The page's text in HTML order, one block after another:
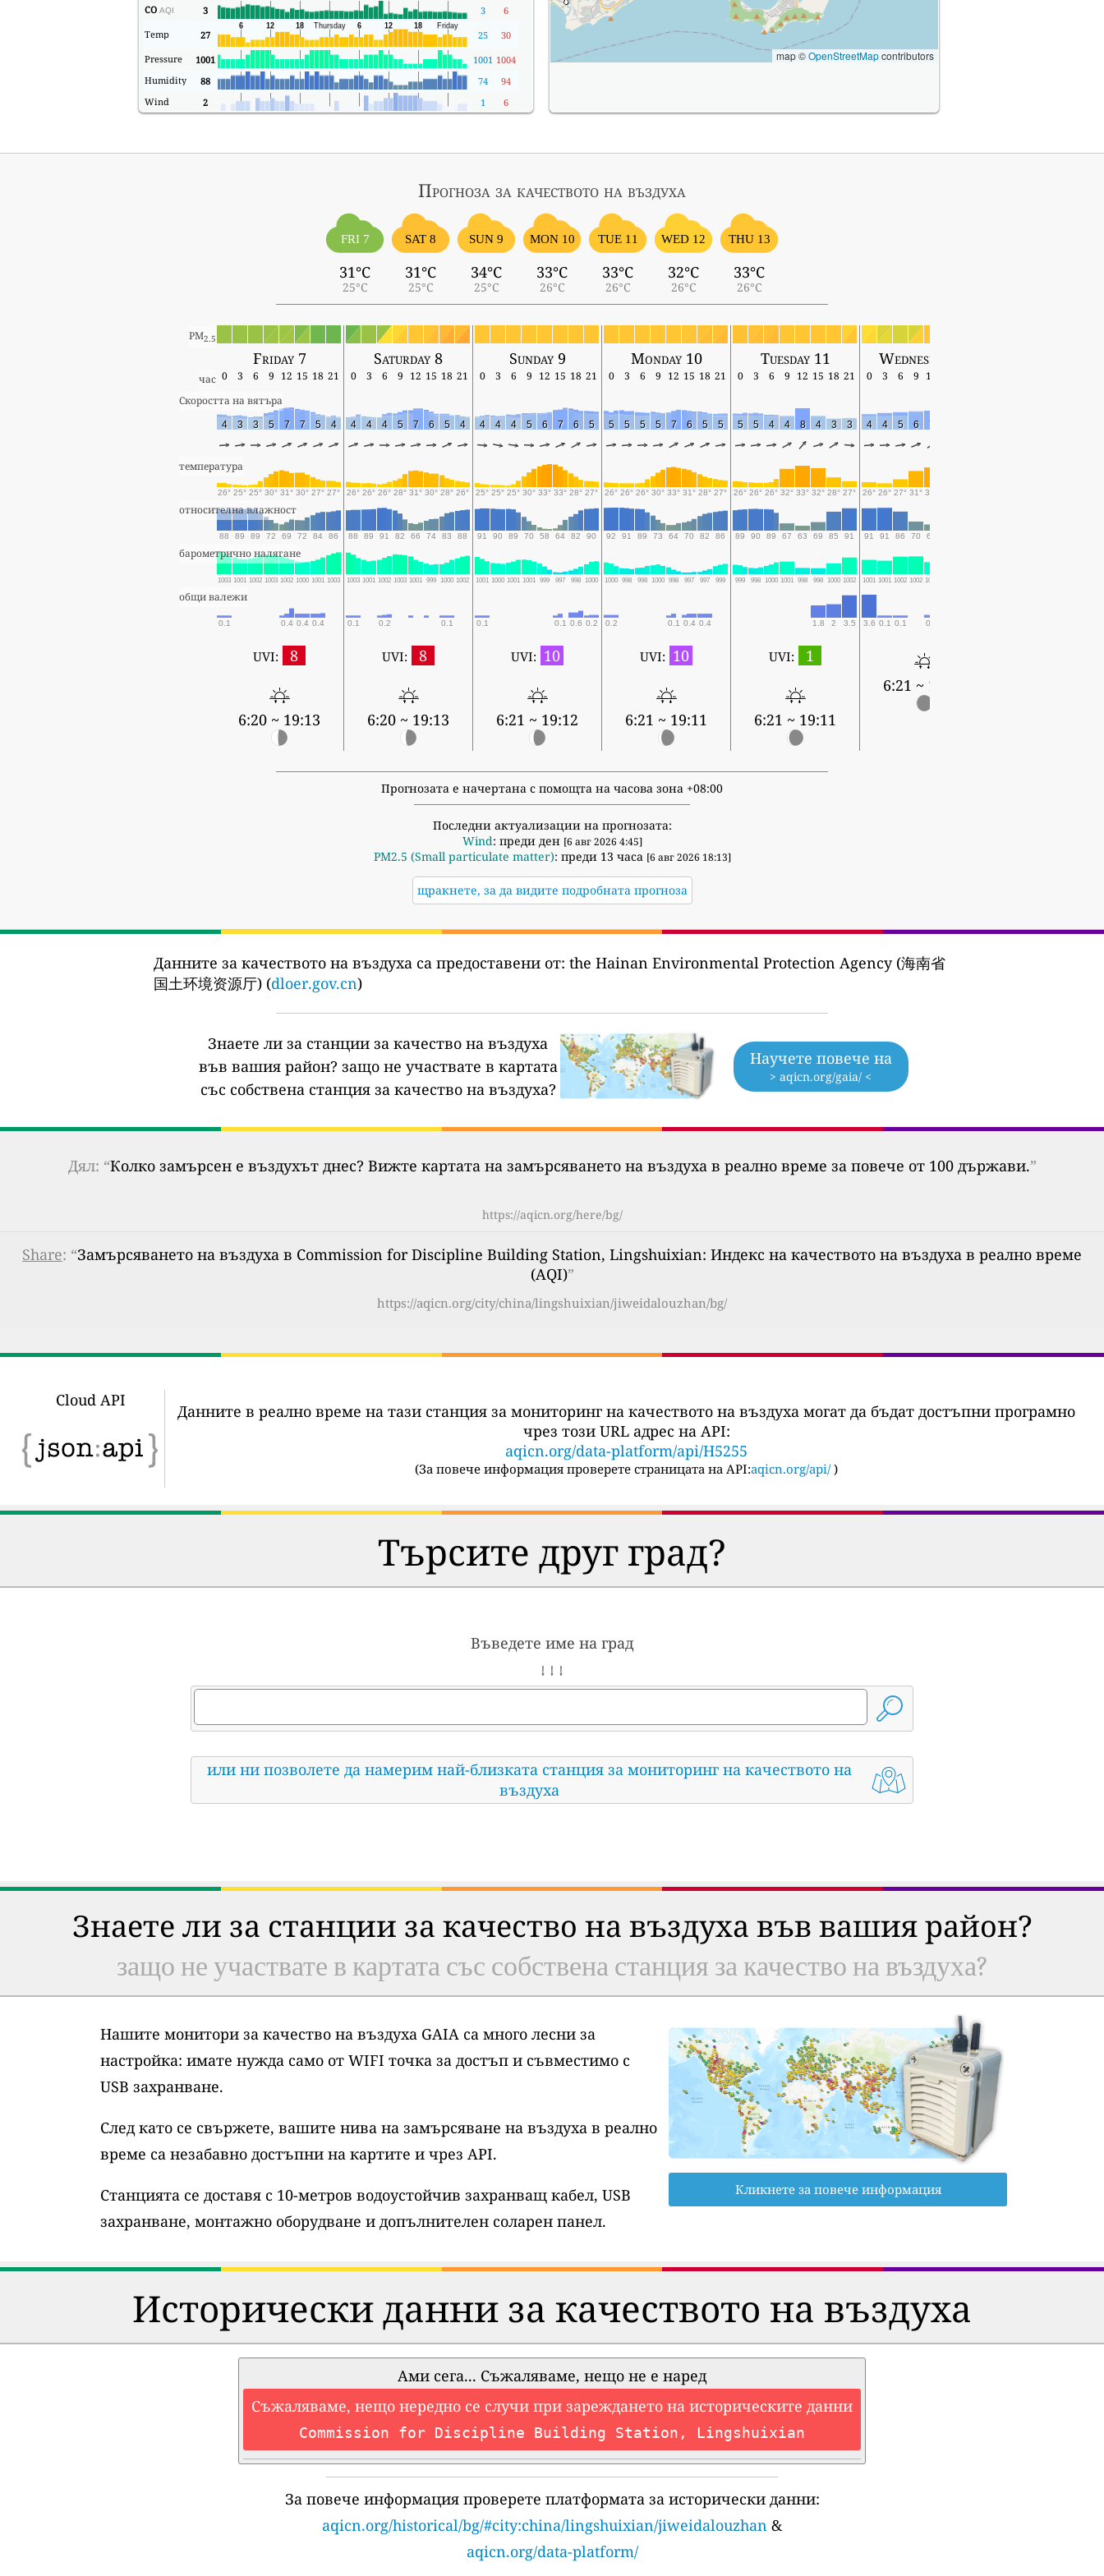
CO AQI 3 3
6
Temp
27 25
30
Pressure
1001 1001 1004
Humidity
88 74
94
Wind
2 1 6
map ©OpenStreetMapcontributors
Прогноза за качеството на въздуха
FRI 7
31°C
25°C
SAT 8
31°C
25°C
SUN 9
34°C
25°C
MON 10
33°C
26°C
TUE 11
33°C
26°C
WED 12
32°C
26°C
THU 13
33°C
26°C
PM2.5
Friday 7 Saturday 8 Sunday 9 Monday 10 Tuesday 11 Wednesday 12
час 0 3 6 9 12 15 18 21 0 3 6 9 12 15 18 21 0 3 6 9 12 15 18 21 0 3 6 9 12 15 18 21 0 3 6 9 12 15 18 21 0 3 6 9 12
Скоростта на вятъра
4 3 3 5 7 7 5 4 4 4 4 5 7 6 5 4 4 4 4 5 6 7 6 5 5 5 5 5 7 6 5 5 5 5 4 4 8 4 3 3 4 4 5 6 7
температура
26° 25° 25° 30° 31° 30° 27° 27° 26° 26° 26° 28° 31° 30° 28° 26° 25° 25° 25° 30° 33° 33° 28° 27° 26° 26° 26° 30° 33° 31° 28° 27° 26° 26° 26° 32° 33° 32° 28° 27° 26° 26° 27° 31° 32°
относителна влажност
88 89 89 72 69 72 84 86 88 89 91 82 66 74 83 88 91 90 89 70 58 64 82 90 92 91 89 73 64 70 82 86 89 90 89 67 63 69 85 91 91 91 86 70 65
барометрично налягане
1003 1001 1002 1003 1002 1000 1001 1003 1003 1001 1002 1003 1001 999 1000 1002 1001 1000 1001 1001 999 997 998 1000 1000 998 998 1000 998 997 997 999 999 998 1000 1001 998 998 1000 1002 1001 1001 1002 1002 1000
общи валежи
0.1 0.4 0.4 0.4 0.1 0.2 0.1 0.1 0.1 0.6 0.2 0.2 0.1 0.4 0.4 1.8 2 3.5 3.6 0.1 0.1 0.2
UVI: 8
6:20 ~ 19:13
UVI: 8
6:20 ~ 19:13
UVI: 10
6:21 ~ 19:12
UVI: 10
6:21 ~ 19:11
UVI: 1
6:21 ~ 19:11
6:21 ~ 19:10
Прогнозата е начертана с помощта на часова зона +08:00
Последни актуализации на прогнозата:
Wind: преди ден [6 авг 2026 4:45]
PM2.5 (Small particulate matter): преди 13 часа [6 авг 2026 18:13]
щракнете, за да видите подробната прогноза
Данните за качеството на въздуха са предоставени от: the Hainan Environmental Protection Agency (海南省
国土环境资源厅) (dloer.gov.cn)
Знаете ли за станции за качество на въздуха
във вашия район? защо не участвате в картата
със собствена станция за качество на въздуха?
Научете повече на
> aqicn.org/gaia/ <
Дял: “Колко замърсен е въздухът днес? Вижте картата на замърсяването на въздуха в реално време за повече от 100 държави.”
https://aqicn.org/here/bg/
Share: “Замърсяването на въздуха в Commission for Discipline Building Station, Lingshuixian: Индекс на качеството на въздуха в реално време
(AQI)”
https://aqicn.org/city/china/lingshuixian/jiweidalouzhan/bg/
Cloud API
Данните в реално време на тази станция за мониторинг на качеството на въздуха могат да бъдат достъпни програмно
чрез този URL адрес на API:
aqicn.org/data-platform/api/H5255
(За повече информация проверете страницата на API:aqicn.org/api/ )
Търсите друг град?
Въведете име на град
↓ ↓ ↓
или ни позволете да намерим най-близката станция за мониторинг на качеството на
въздуха
Знаете ли за станции за качество на въздуха във вашия район?
защо не участвате в картата със собствена станция за качество на въздуха?
Нашите монитори за качество на въздуха GAIA са много лесни за
настройка: имате нужда само от WIFI точка за достъп и съвместимо с
USB захранване.
След като се свържете, вашите нива на замърсяване на въздуха в реално
време са незабавно достъпни на картите и чрез API.
Станцията се доставя с 10-метров водоустойчив захранващ кабел, USB
захранване, монтажно оборудване и допълнителен соларен панел.
Кликнете за повече информация
Исторически данни за качеството на въздуха
Ами сега... Съжаляваме, нещо не е наред
Съжаляваме, нещо нередно се случи при зареждането на историческите данни
Commission for Discipline Building Station, Lingshuixian
За повече информация проверете платформата за исторически данни:
aqicn.org/historical/bg/#city:china/lingshuixian/jiweidalouzhan &
aqicn.org/data-platform/